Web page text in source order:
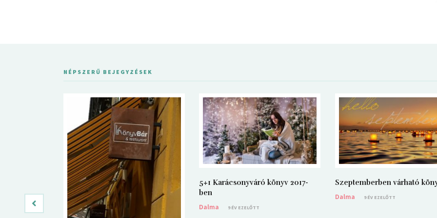
NÉPSZERŰ BEJEGYZÉSEK
5+1 Karácsonyváró könyv 2017-
ben
Dalma
9 ÉV EZELŐTT
Szeptemberben várható
Dalma
9 ÉV EZELŐTT